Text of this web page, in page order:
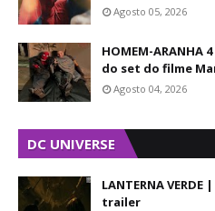
Agosto 05, 2026
HOMEM-
do set do filme
Agosto 04, 2026
DC UNIVERSE
LANTERNA
trailer